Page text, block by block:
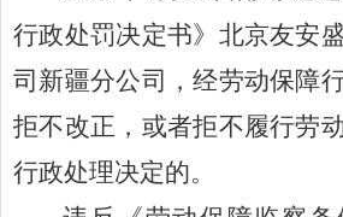
行政处罚决定书》 北京友安
司新疆分公司，经劳动保障
拒不改正，或者拒不履行劳
行政处理决定的。